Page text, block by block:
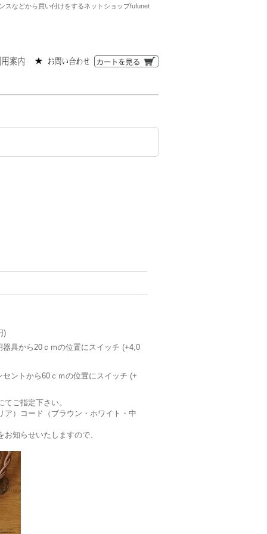
スなどから買い付けをするネットショップfufunet
)
具から20ｃｍの位置にスイッチ (+4,0
ントから60ｃｍの位置にスイッチ (+
ご指定下さい。
）コード（ブラウン・ホワイト・中
知らせいたしますので、